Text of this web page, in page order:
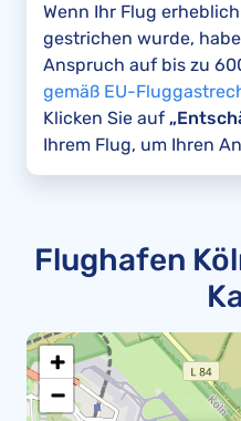
Wenn Ihr Flug
gestrichen wurde,
Anspruch auf bis zu
gemäß EU-
Klicken Sie auf
Ihrem Flug, um Ihren
Flughafen
+
−